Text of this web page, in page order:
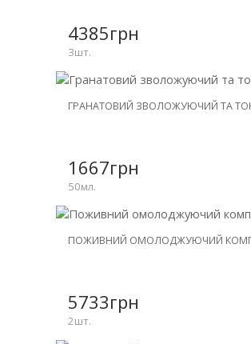
-20%
4385грн
3шт.
НОВИНКА
ГРАНАТОВИЙ ЗВОЛОЖУЮЧИЙ ТА
1667грн
50мл.
НОВИНКА
-31%
ПОЖИВНИЙ ОМОЛОДЖУЮЧИЙ
5733грн
2шт.